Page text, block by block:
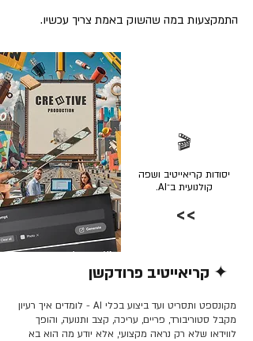
התמקצעות במה שהשוק באמת צריך עכשיו.
🎬
יסודות קריאייטיב ושפה
קולנועית ב־AI.
>>
✦ קריאייטיב פרודקשן
מקונספט ותסריט ועד ביצוע בכלי AI - לומדים איך רעיון
מקבל סטוריבורד, פריים, עריכה, קצב ותנועה, והופך
לווידאו שלא רק נראה מקצועי, אלא יודע מה הוא בא